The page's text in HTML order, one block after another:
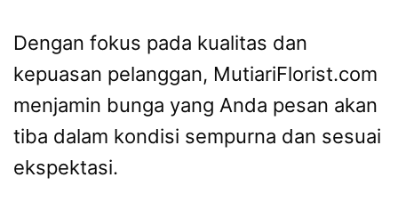
Dengan fokus pada kualitas dan
kepuasan pelanggan, MutiariFlorist.com
menjamin bunga yang Anda pesan akan
tiba dalam kondisi sempurna dan sesuai
ekspektasi.